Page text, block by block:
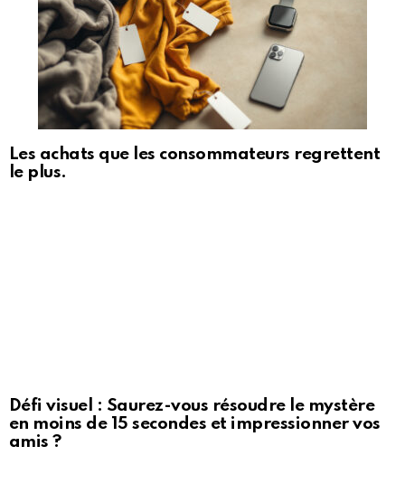
Les achats que les consommateurs regrettent
le plus.
Défi visuel : Saurez-vous résoudre le mystère
en moins de 15 secondes et impressionner vos
amis ?